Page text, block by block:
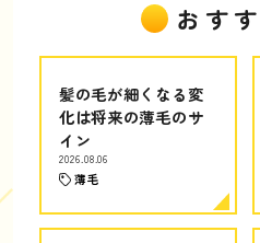
おす
髪の毛が細くなる変
化は将来の薄毛のサ
イン
2026.08.06
薄毛